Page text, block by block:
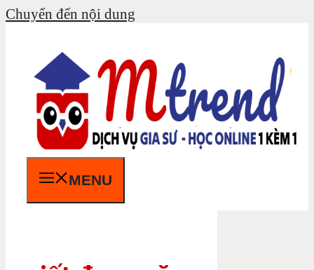
Chuyển đến nội dung
MENU